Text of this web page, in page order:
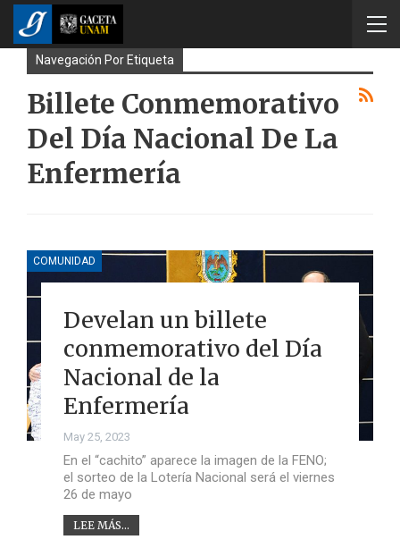
Navegación Por Etiqueta
Billete Conmemorativo
Del Día Nacional De La
Enfermería
COMUNIDAD
Develan un billete
conmemorativo del Día
Nacional de la
Enfermería
May 25, 2023
En el “cachito” aparece la imagen de la FENO;
el sorteo de la Lotería Nacional será el viernes
26 de mayo
LEE MÁS...